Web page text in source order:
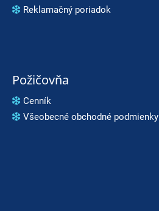
Reklamačný poriadok
Požičovňa
Cenník
Všeobecné obchodné podmienky